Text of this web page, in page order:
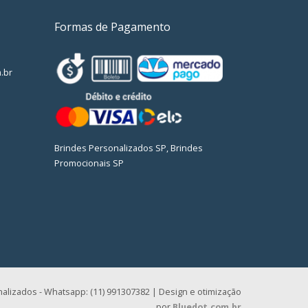
Formas de Pagamento
Brindes Personalizados SP, Brindes
Promocionais SP
- Whatsapp: (11) 991307382 | Design e otimização